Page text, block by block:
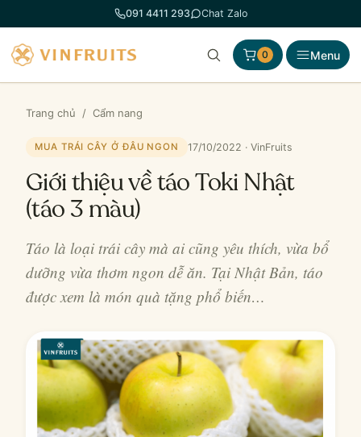
đến
phần
nội
dung
091 4411 293 Chat Zalo
0 Menu
Trang chủ / Cẩm nang
MUA TRÁI CÂY Ở ĐÂU NGON 17/10/2022 · VinFruits
Giới thiệu về táo Toki Nhật
(táo 3 màu)
Táo là loại trái cây mà ai cũng yêu thích, vừa bổ
dưỡng vừa thơm ngon dễ ăn. Tại Nhật Bản, táo
được xem là món quà tặng phổ biến…